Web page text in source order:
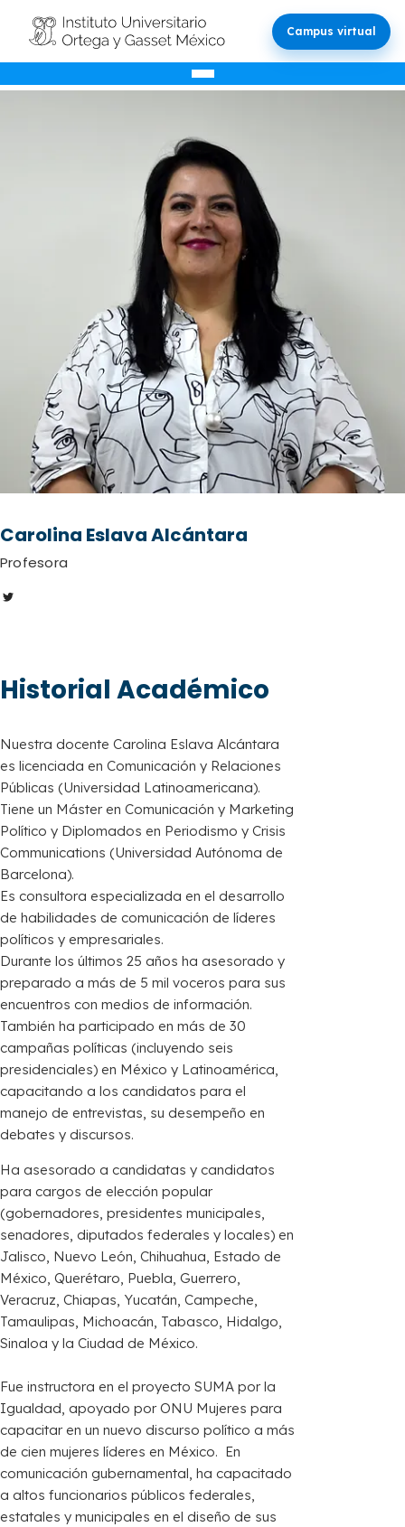
Campus virtual
Carolina Eslava Alcántara
Profesora
Historial Académico
Nuestra docente Carolina Eslava Alcántara
es licenciada en Comunicación y Relaciones
Públicas (Universidad Latinoamericana).
Tiene un Máster en Comunicación y Marketing
Político y Diplomados en Periodismo y Crisis
Communications (Universidad Autónoma de
Barcelona). ​
Es consultora especializada en el desarrollo
de habilidades de comunicación de líderes
políticos y empresariales.
Durante los últimos 25 años ha asesorado y
preparado a más de 5 mil voceros para sus
encuentros con medios de información.
También ha participado en más de 30
campañas políticas (incluyendo seis
presidenciales) en México y Latinoamérica,
capacitando a los candidatos para el
manejo de entrevistas, su desempeño en
debates y discursos. ​
Ha asesorado a candidatas y candidatos
para cargos de elección popular
(gobernadores, presidentes municipales,
senadores, diputados federales y locales) en
Jalisco, Nuevo León, Chihuahua, Estado de
México, Querétaro, Puebla, Guerrero,
Veracruz, Chiapas, Yucatán, Campeche,
Tamaulipas, Michoacán, Tabasco, Hidalgo,
Sinaloa y la Ciudad de México.
Fue instructora en el proyecto SUMA por la
Igualdad, apoyado por ONU Mujeres para
capacitar en un nuevo discurso político a más
de cien mujeres líderes en México. ​ En
comunicación gubernamental, ha capacitado
a altos funcionarios públicos federales,
estatales y municipales en el diseño de sus